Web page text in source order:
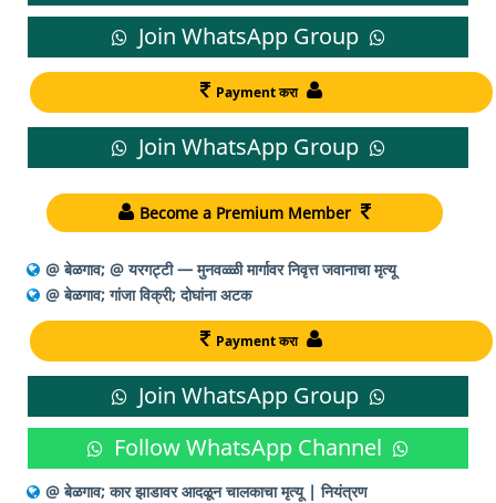
Join WhatsApp Group
Payment करा
Join WhatsApp Group
Become a Premium Member
@ बेळगाव; @ यरगट्टी — मुनवळ्ळी मार्गावर निवृत्त जवानाचा मृत्यू
@ बेळगाव; गांजा विक्री; दोघांना अटक
Payment करा
Join WhatsApp Group
Follow WhatsApp Channel
@ बेळगाव; कार झाडावर आदळून चालकाचा मृत्यू | नियंत्रण